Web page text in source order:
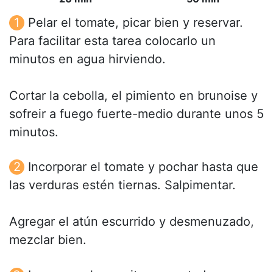
Pelar el tomate, picar bien y reservar.
Para facilitar esta tarea colocarlo un
minutos en agua hirviendo.
Cortar la cebolla, el pimiento en brunoise y
sofreir a fuego fuerte-medio durante unos 5
minutos.
Incorporar el tomate y pochar hasta que
las verduras estén tiernas. Salpimentar.
Agregar el atún escurrido y desmenuzado,
mezclar bien.